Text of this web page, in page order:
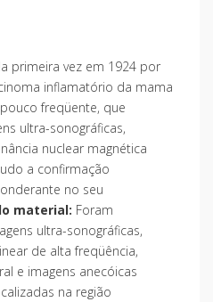
primeira vez em 1924 por
inflamatório da mama
freqüente, que
ultra-sonográficas,
nuclear magnética
a confirmação
no seu
material: Foram
ultra-sonográficas,
de alta freqüência,
e imagens anecóicas
na região